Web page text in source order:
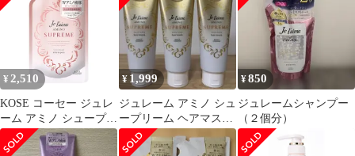
り なめらか 本体
500mL ローズ&ジャス
ミンの香り) 500ミリリ
ットル (x 1) [シャンプ
ー]
り なめらか 本体
500mL ローズ&ジャス
ミンの香り) 500ミリリ
ットル (x 1) [シャンプ
ー]
¥ 2,510
KOSE コーセー ジュレ
ーム アミノ シュープリ
ーム シャンプー (ベル
ベットメロウ) しっと
¥ 1,999
ジュレーム アミノ シュ
ープリーム ヘアマスク
S さらさらかろやか 3
本
¥850
ジュレームシャンプー
（２個分）